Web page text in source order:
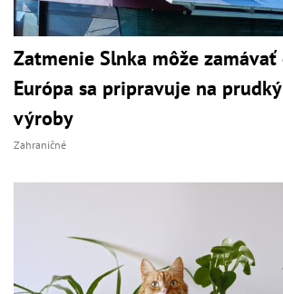
Zatmenie Slnka môže
Európa sa pripravuje na
výroby
Zahraničné